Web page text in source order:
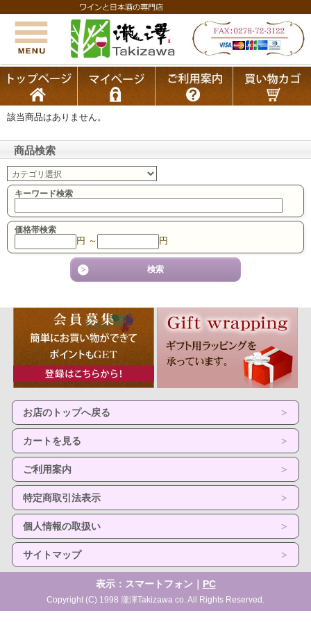
該当商品はありません。
商品検索
キーワード検索
価格帯検索
円 ～ 円
お店のトップへ戻る
カートを見る
ご利用案内
特定商取引法表示
個人情報の取扱い
サイトマップ
表示：スマートフォン｜ PC
Copyright (C) 1998 瀧澤Takizawa co. All Rights Reserved.